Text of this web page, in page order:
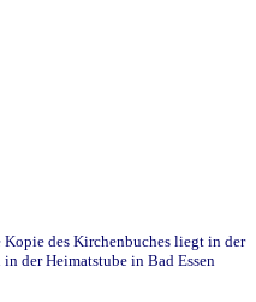
des Kirchenbuches liegt in der
der Heimatstube in Bad Essen